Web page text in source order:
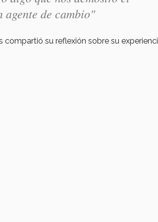
agente de cambio"
compartió su reflexión sobre su